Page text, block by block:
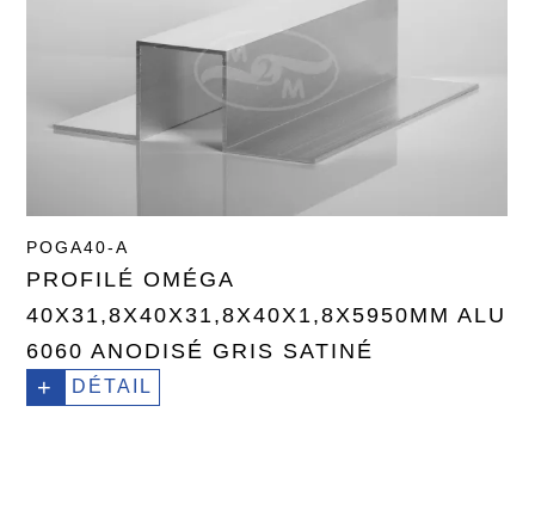
POGA40-A
PROFILÉ OMÉGA
40X31,8X40X31,8X40X1,8X5950MM ALU
6060 ANODISÉ GRIS SATINÉ
+ DÉTAIL